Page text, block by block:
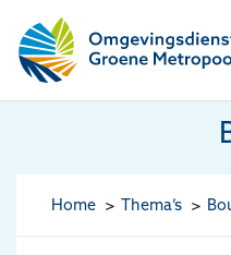
Omgevingsdienst
Home Thema’s